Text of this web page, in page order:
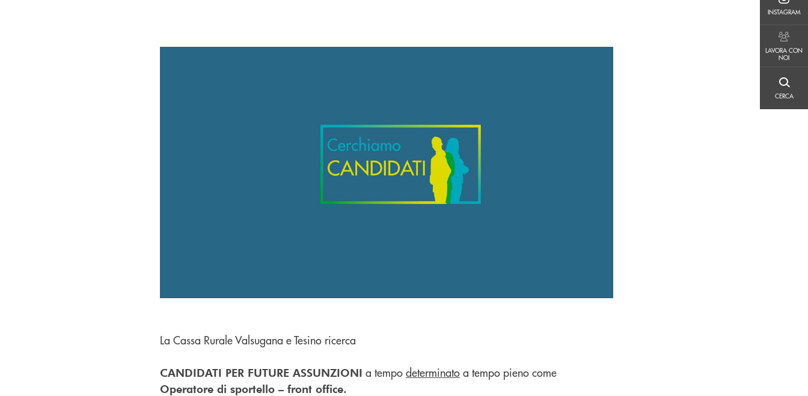
INSTAGRAM
LAVORA CON
NOI
CERCA
La Cassa Rurale Valsugana e Tesino ricerca
CANDIDATI PER FUTURE ASSUNZIONI a tempo determinato a tempo pieno come
Operatore di sportello – front office.